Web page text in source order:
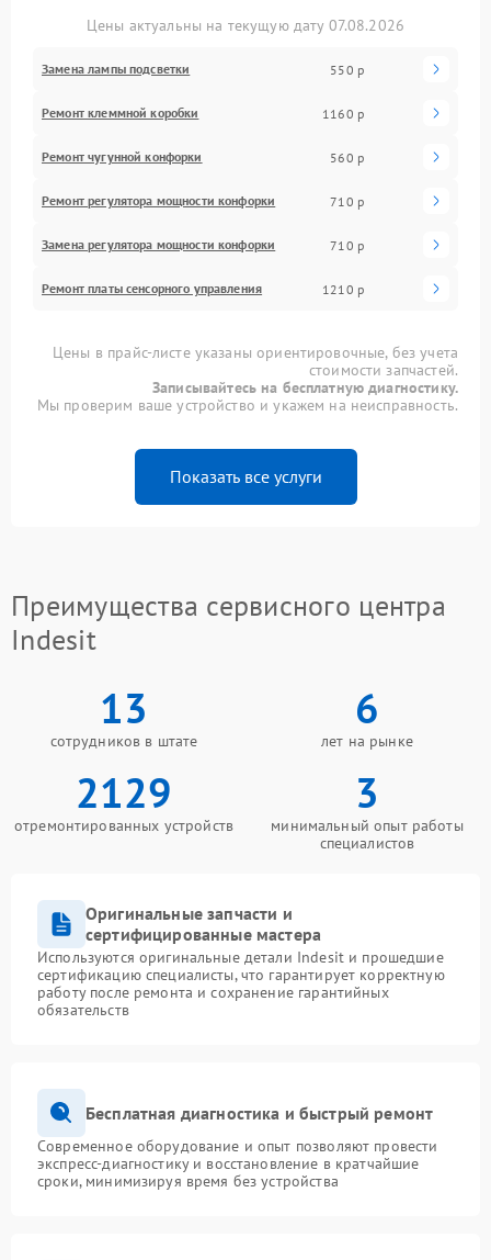
Цены актуальны на текущую дату 07.08.2026
Замена лампы подсветки 550 р
Ремонт клеммной коробки 1160 р
Ремонт чугунной конфорки 560 р
Ремонт регулятора мощности конфорки 710 р
Замена регулятора мощности конфорки 710 р
Ремонт платы сенсорного управления 1210 р
Цены в прайс-листе указаны ориентировочные, без учета
стоимости запчастей.
Записывайтесь на бесплатную диагностику.
Мы проверим ваше устройство и укажем на неисправность.
Показать все услуги
Преимущества сервисного центра
Indesit
13
сотрудников в штате
6
лет на рынке
2129
отремонтированных устройств
3
минимальный опыт работы
специалистов
Оригинальные запчасти и
сертифицированные мастера
Используются оригинальные детали Indesit и прошедшие
сертификацию специалисты, что гарантирует корректную
работу после ремонта и сохранение гарантийных
обязательств
Бесплатная диагностика и быстрый ремонт
Современное оборудование и опыт позволяют провести
экспресс-диагностику и восстановление в кратчайшие
сроки, минимизируя время без устройства